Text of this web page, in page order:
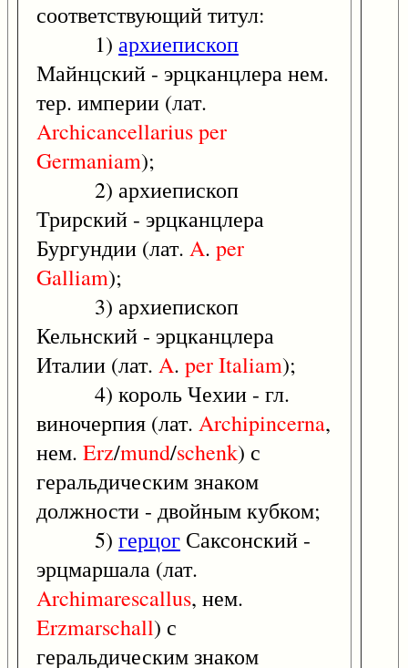
соответствующий титул:
1) архиепископ
Майнцский - эрцканцлера нем.
тер. империи (лат.
Archicancellariusper
Germaniam);
2) архиепископ
Трирский - эрцканцлера
Бургундии (лат. A. per
Galliam);
3) архиепископ
Кельнский - эрцканцлера
Италии (лат. A. perItaliam);
4) король Чехии - гл.
виночерпия (лат. Archipincerna,
нем. Erz/mund/schenk) с
геральдическим знаком
должности - двойным кубком;
5) герцог Саксонский -
эрцмаршала (лат.
Archimarescallus, нем.
Erzmarschall) с
геральдическим знаком